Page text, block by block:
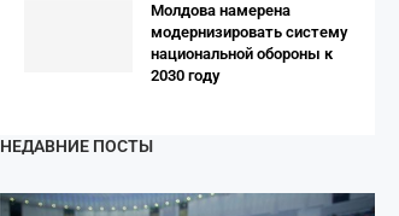
Молдова намерена
модернизировать систему
национальной обороны к
2030 году
НЕДАВНИЕ ПОСТЫ